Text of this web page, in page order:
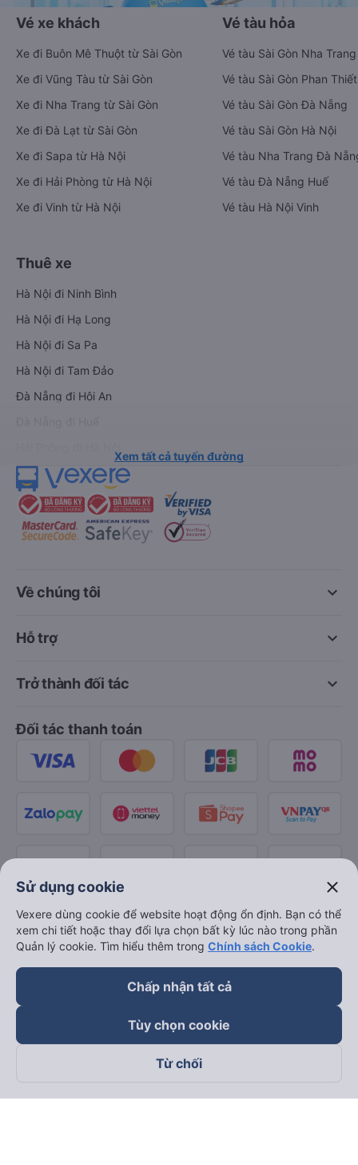
Vé xe khách
Xe đi Buôn Mê Thuột từ Sài Gòn
Xe đi Vũng Tàu từ Sài Gòn
Xe đi Nha Trang từ Sài Gòn
Xe đi Đà Lạt từ Sài Gòn
Xe đi Sapa từ Hà Nội
Xe đi Hải Phòng từ Hà Nội
Xe đi Vinh từ Hà Nội
Vé tàu hỏa
Vé tàu Sài Gòn Nha Trang
Vé tàu Sài Gòn Phan Thiết
Vé tàu Sài Gòn Đà Nẵng
Vé tàu Sài Gòn Hà Nội
Vé tàu Nha Trang Đà
Vé tàu Đà Nẵng Huế
Vé tàu Hà Nội Vinh
Thuê xe
Hà Nội đi Ninh Bình
Hà Nội đi Hạ Long
Hà Nội đi Sa Pa
Hà Nội đi Tam Đảo
Đà Nẵng đi Hội An
Xem tất cả tuyến đường
keyboard_arrow_down
Về chúng tôi
keyboard_arrow_down
Hỗ trợ
keyboard_arrow_down
Trở thành đối tác
Đối tác thanh toán
Theo dõi chúng tôi trên
Sử dụng cookie close
Vexere dùng cookie để website hoạt động ổn định. Bạn có thể
xem chi tiết hoặc thay đổi lựa chọn bất kỳ lúc nào trong phần
Quản lý cookie. Tìm hiểu thêm trong Chính sách Cookie.
Chấp nhận tất cả
Tùy chọn cookie
Từ chối